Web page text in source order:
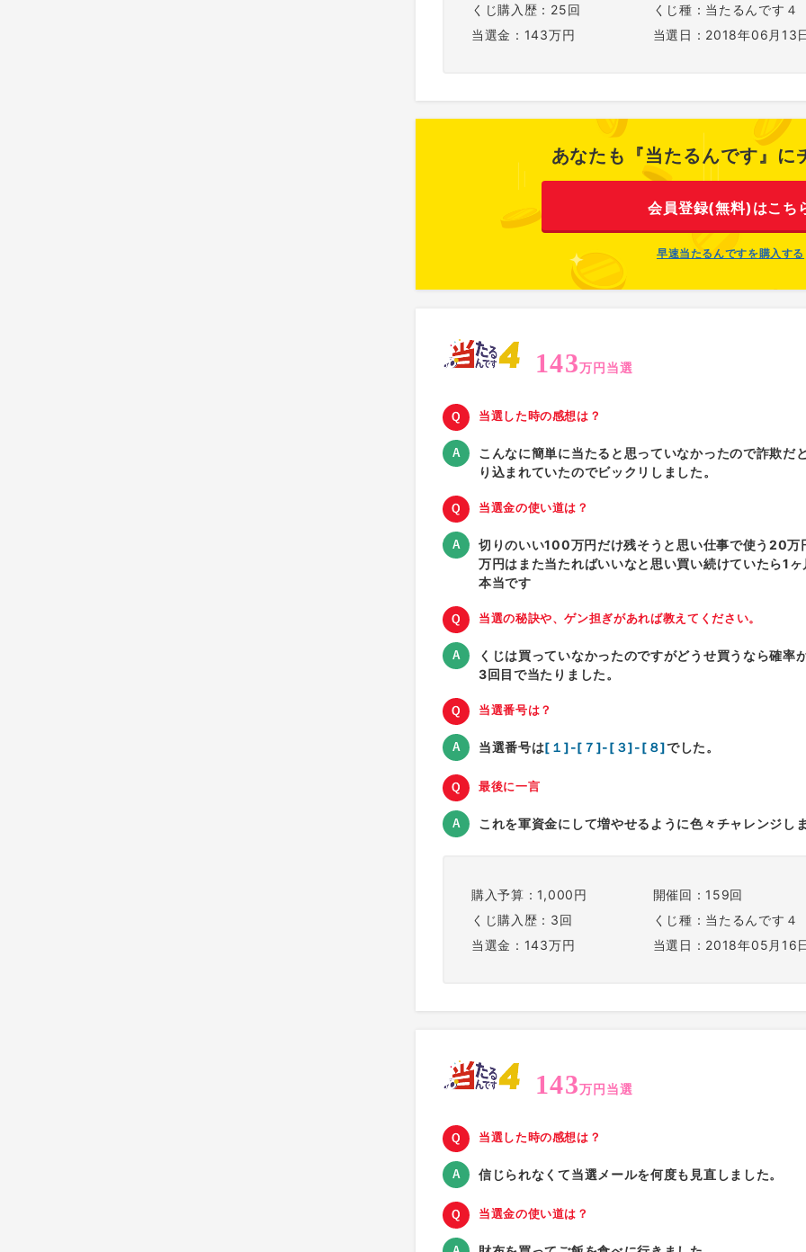
くじ購入歴：25回
当選金：143万円
くじ種：当たるんです４
当選日：2018年06月13
あなたも『当たるんです』に
会員登録(無料)はこち
早速当たるんですを購入する
143万円当選
当選した時の感想は？
こんなに簡単に当たると思っていなかったので詐欺だ
り込まれていたのでビックリしました。
当選金の使い道は？
切りのいい100万円だけ残そうと思い仕事で使う20
万円はまた当たればいいなと思い買い続けていたら1ヶ
本当です
当選の秘訣や、ゲン担ぎがあれば教えてください。
くじは買っていなかったのですがどうせ買うなら確率
3回目で当たりました。
当選番号は？
当選番号は[１]-[７]-[３]-[８]でした。
最後に一言
これを軍資金にして増やせるように色々チャレンジし
購入予算：1,000円
くじ購入歴：3回
当選金：143万円
開催回：159回
くじ種：当たるんです４
当選日：2018年05月16
143万円当選
当選した時の感想は？
信じられなくて当選メールを何度も見直しました。
当選金の使い道は？